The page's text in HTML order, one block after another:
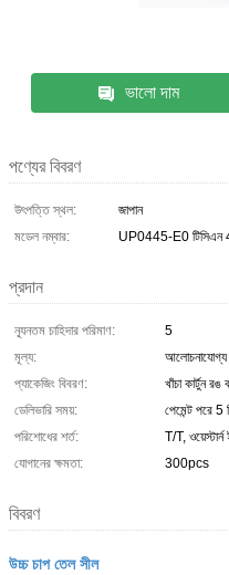
ভালো দাম
পণ্যের বিবরণ
উৎপত্তি স্থল:
জাপান
মডেল নম্বার:
UP0445-E0
প্রদান
ন্যূনতম চাহিদার পরিমাণ:
5
মূল্য:
আলোচনাযোগ্য
প্যাকেজিং বিবরণ:
খাঁচা কার্টুন রঙ
ডেলিভারি সময়:
পেমেন্ট পরে 5
পরিশোধের শর্ত:
T/T, ওয়েস্টার্ন
যোগানের ক্ষমতা:
300pcs
বিবরণ
উচ্চ চাপ তেল সীল